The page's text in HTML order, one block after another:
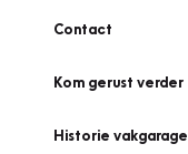
Contact
Kom gerust verder
Historie vakgarage